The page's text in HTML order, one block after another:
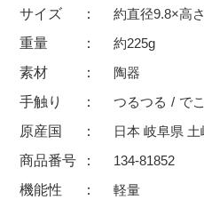
価格
500円未満
500円～
1,500円〜
5,000円～9,999円
サイズ
約直径9.8×高
重量
約225g
素材
陶器
手触り
つるつる
で
原産国
日本 岐阜県 土
商品番号
134-81852
機能性
軽量